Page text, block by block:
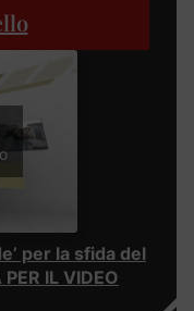
per la sfida del
IL VIDEO